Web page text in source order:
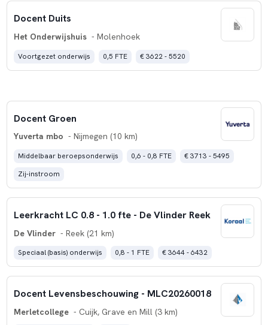
Docent Duits
Het Onderwijshuis - Molenhoek
Voortgezet onderwijs 0,5 FTE € 3622 - 5520
Docent Groen
Yuverta mbo - Nijmegen (10 km)
Middelbaar beroepsonderwijs 0,6 - 0,8 FTE
€ 3713 - 5495
Zij-instroom
Leerkracht LC 0.8 - 1.0 fte - De Vlinder Reek
De Vlinder - Reek (21 km)
Speciaal (basis) onderwijs 0,8 - 1 FTE € 3644 - 6432
Docent Levensbeschouwing - MLC20260018
Merletcollege - Cuijk, Grave en Mill (3 km)